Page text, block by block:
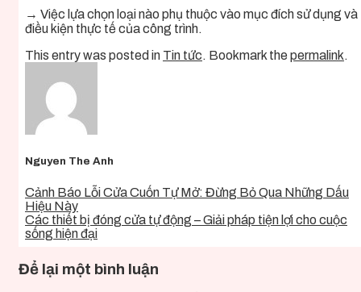
→ Việc lựa chọn loại nào phụ thuộc vào mục đích sử dụng và
điều kiện thực tế của công trình.
This entry was posted in Tin tức. Bookmark thepermalink.
Nguyen The Anh
Cảnh Báo Lỗi Cửa Cuốn Tự Mở: Đừng Bỏ Qua Những Dấu
Hiệu Này
Các thiết bị đóng cửa tự động – Giải pháp tiện lợi cho cuộc
sống hiện đại
Để lại một bình luận